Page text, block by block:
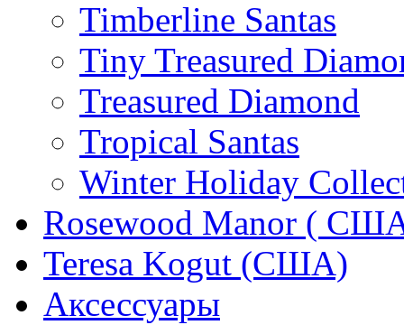
Timberline Santas
Tiny Treasured
Treasured Diamond
Tropical Santas
Winter Holiday
Rosewood Manor (
Teresa Kogut (США)
Аксессуары